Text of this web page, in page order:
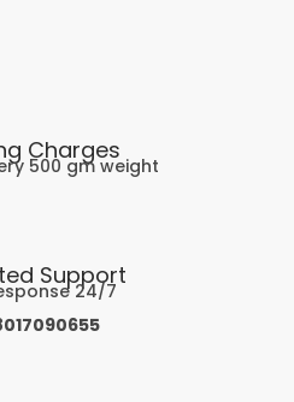
Charges
500 gm weight
Support
24/7